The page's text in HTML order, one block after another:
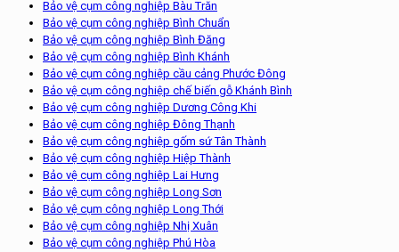
Bảo vệ cụm công nghiệp Bàu Trăn
Bảo vệ cụm công nghiệp Bình Chuẩn
Bảo vệ cụm công nghiệp Bình Đăng
Bảo vệ cụm công nghiệp Bình Khánh
Bảo vệ cụm công nghiệp cầu cảng Phước Đông
Bảo vệ cụm công nghiệp chế biến gỗ Khánh Bình
Bảo vệ cụm công nghiệp Dương Công Khi
Bảo vệ cụm công nghiệp Đông Thạnh
Bảo vệ cụm công nghiệp gốm sứ Tân Thành
Bảo vệ cụm công nghiệp Hiệp Thành
Bảo vệ cụm công nghiệp Lai Hưng
Bảo vệ cụm công nghiệp Long Sơn
Bảo vệ cụm công nghiệp Long Thới
Bảo vệ cụm công nghiệp Nhị Xuân
Bảo vệ cụm công nghiệp Phú Hòa